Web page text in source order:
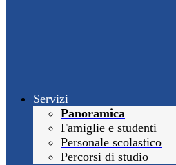
Servizi
Panoramica
Famiglie e studenti
Personale scolastico
Percorsi di studio